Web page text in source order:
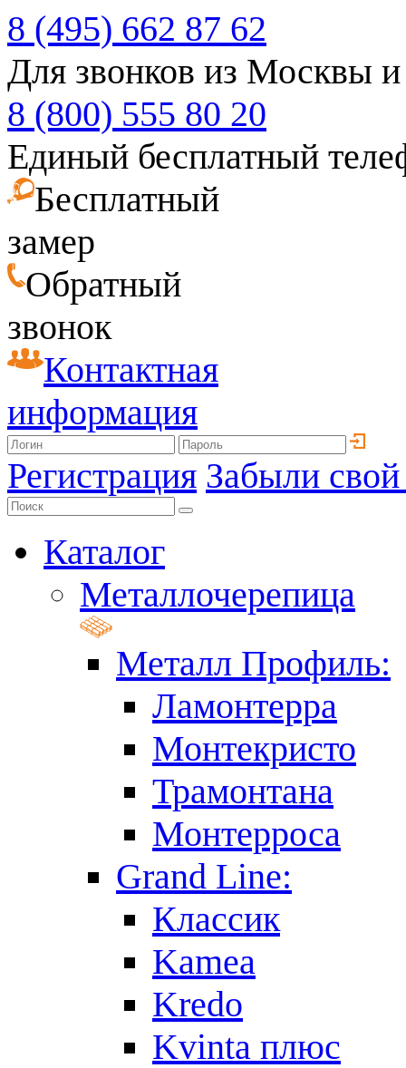
8 (495) 662 87 62
Для звонков из Москвы
8 (800) 555 80 20
Единый бесплатный
Бесплатный
замер
Обратный
звонок
Контактная
информация
Регистрация Забыли
Каталог
Металлочерепица
Металл Профиль:
Ламонтерра
Монтекристо
Трамонтана
Монтерроса
Grand Line:
Классик
Kamea
Kredo
Kvinta плюс